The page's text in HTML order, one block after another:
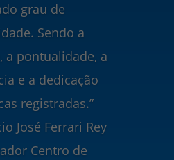
grau de
Sendo a
a pontualidade, a
e a dedicação
registradas.”
José Ferrari Rey
Centro de